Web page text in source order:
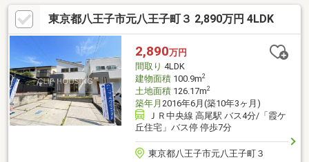
♪◇玄関ホールは吹き抜けになっているので、開放感があります
♪◇全居室に収納スペースがあり収納豊富です。WIC付きの居室も
あります♪◇周辺は緑が多く、自然豊かで静かな住環境です♪【リ
フォーム内容】外装塗装/屋根塗装/キッチン新品/浴室新品/トイレ
新品/洗面台新品/クロス張替え/コンロ新品/フロアタイル貼り/室
内クリーニング/クッションフロア張替え/白蟻点検/一部
東京都八王子市元八王子町３ 2,890万円 4LDK
2,890万円
間取り 4LDK
建物面積100.9m2
土地面積126.17m2
築年月 2016年6月(築10年3ヶ月)
ＪＲ中央線 高尾駅 バス4分/「霞ケ
丘住宅」バス停 停歩7分
東京都八王子市元八王子町３